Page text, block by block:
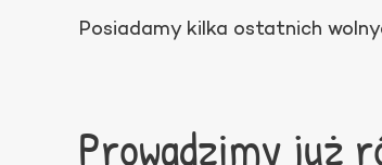
Posiadamy kilka ostatnich
Prowadzimy już